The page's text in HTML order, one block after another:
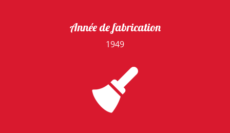
Année de fabrication
1949